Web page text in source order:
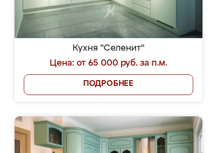
Кухня "Селенит"
Цена: от 65 000 руб. за п.м.
ПОДРОБНЕЕ